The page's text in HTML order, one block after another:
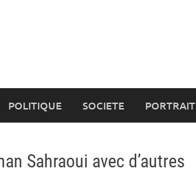
POLITIQUE SOCIETE PORTRAIT
Sahraoui avec d’autres